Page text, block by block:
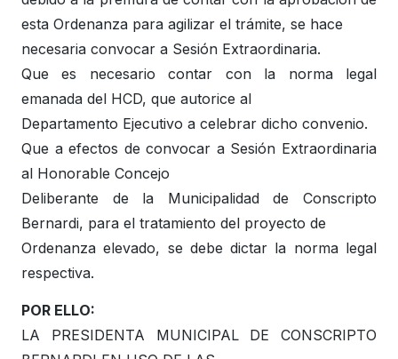
esta Ordenanza para agilizar el trámite, se hace
necesaria convocar a Sesión Extraordinaria.
Que es necesario contar con la norma legal
emanada del HCD, que autorice al
Departamento Ejecutivo a celebrar dicho convenio.
Que a efectos de convocar a Sesión Extraordinaria
al Honorable Concejo
Deliberante de la Municipalidad de Conscripto
Bernardi, para el tratamiento del proyecto de
Ordenanza elevado, se debe dictar la norma legal
respectiva.
POR ELLO:
LA PRESIDENTA MUNICIPAL DE CONSCRIPTO